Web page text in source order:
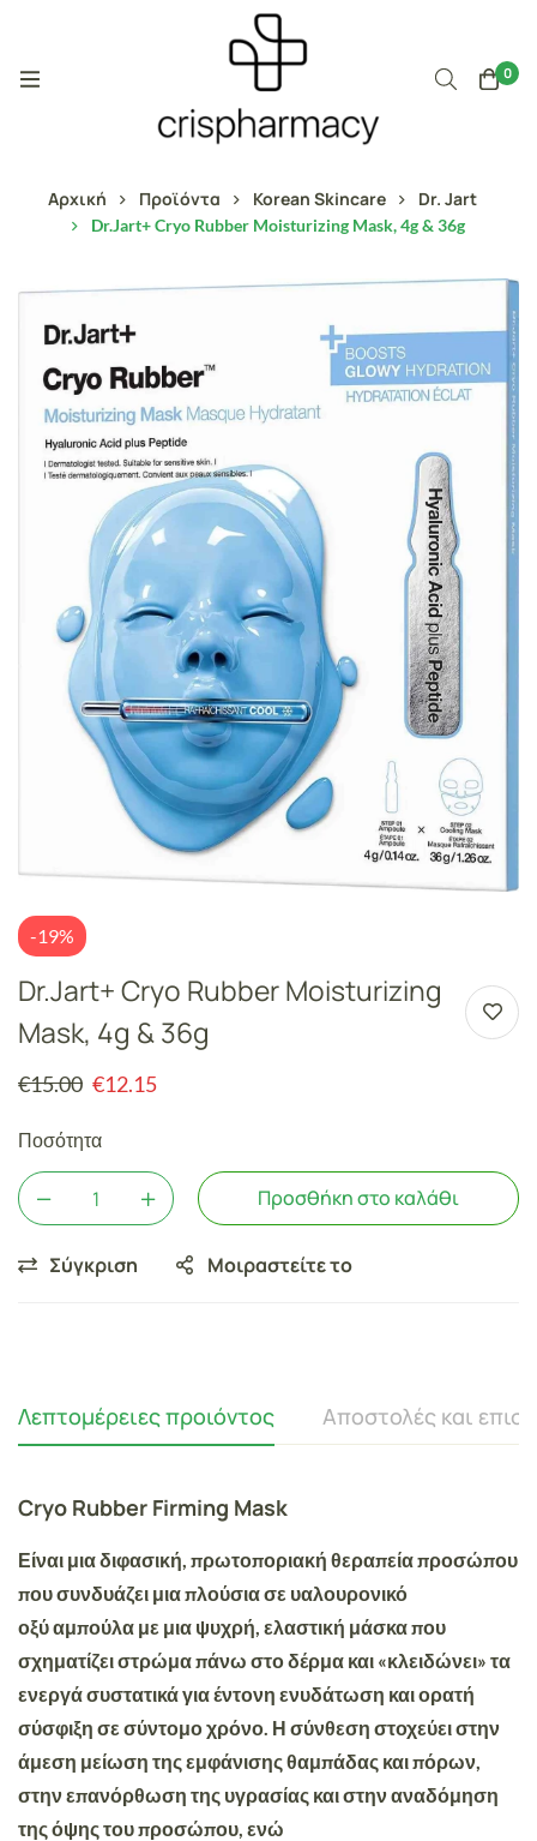
0
Αρχική Προϊόντα Korean Skincare Dr. Jart
Dr.Jart+ Cryo Rubber Moisturizing Mask, 4g & 36g
-19%
Dr.Jart+ Cryo Rubber Moisturizing
Mask, 4g & 36g
€15.00 €12.15
Ποσότητα
Προσθήκη στο καλάθι
Σύγκριση Μοιραστείτε το
Λεπτομέρειες προιόντος Αποστολές και
Cryo Rubber Firming Mask
Είναι μια διφασική, πρωτοποριακή θεραπεία προσώπου
που συνδυάζει μια πλούσια σε υαλουρονικό
οξύαμπούλα με μια ψυχρή, ελαστική μάσκα που
σχηματίζει στρώμα πάνω στο δέρμα και «κλειδώνει» τα
ενεργά συστατικά για έντονη ενυδάτωση και ορατή
σύσφιξη σε σύντομο χρόνο. Η σύνθεση στοχεύει στην
άμεση μείωση της εμφάνισης θαμπάδας και πόρων,
στην επανόρθωση της υγρασίας και στην αναδόμηση
της όψης του προσώπου, ενώ